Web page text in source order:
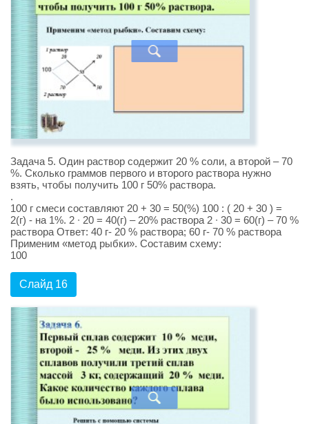
Задача 5. Один раствор содержит 20 % соли, а второй – 70
%. Сколько граммов первого и второго раствора нужно
взять, чтобы получить 100 г 50% раствора.
.
100 г смеси составляют 20 + 30 = 50(%) 100 : ( 20 + 30 ) =
2(г) - на 1%. 2 ∙ 20 = 40(г) – 20% раствора 2 ∙ 30 = 60(г) – 70 %
раствора Ответ: 40 г- 20 % раствора; 60 г- 70 % раствора
Применим «метод рыбки». Составим схему:
100
Слайд 16